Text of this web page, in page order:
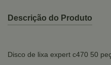
Descrição do Produto
Disco de lixa expert c470 50